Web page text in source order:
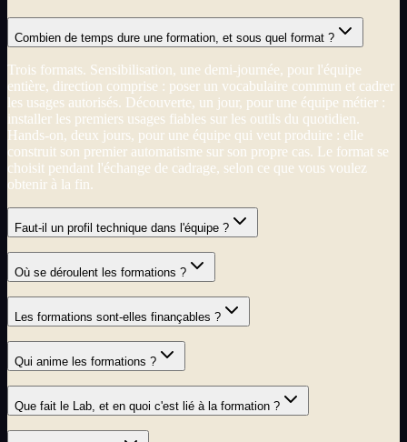
Combien de temps dure une formation, et sous quel format ?
Trois formats. Sensibilisation, une demi-journée, pour l'équipe
entière, direction comprise : poser un vocabulaire commun et cadrer
les usages autorisés. Découverte, un jour, pour une équipe métier :
installer les premiers usages fiables sur les outils du quotidien.
Hands-on, deux jours, pour une équipe qui veut produire : elle
construit son premier automatisme sur son propre cas. Le format se
choisit pendant l'échange de cadrage, selon ce que vous voulez
obtenir à la fin.
Faut-il un profil technique dans l'équipe ?
Où se déroulent les formations ?
Les formations sont-elles finançables ?
Qui anime les formations ?
Que fait le Lab, et en quoi c'est lié à la formation ?